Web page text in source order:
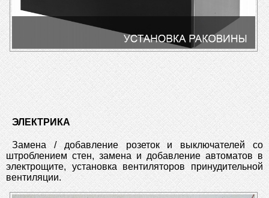
ЭЛЕКТРИКА
Замена / добавление розеток и выключателей со
штроблением стен, замена и добавление автоматов в
электрощите, установка вентиляторов принудительной
вентиляции.